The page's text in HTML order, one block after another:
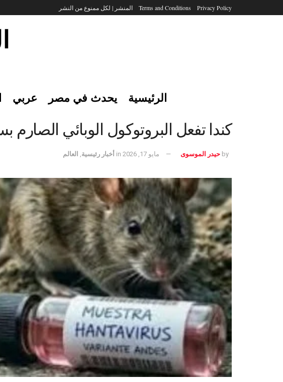
Privacy Policy
Terms and Conditions المنشر | لكل ممنوع من النشر
الرئيسية يحدث في مصر عربي
كندا تفعل البروتوكول الوبائي الصارم
by حيدر الموسوى مايو 17, 2026 in أخبار رئيسية العالم